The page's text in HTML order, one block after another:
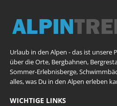
Urlaub in den Alpen - das ist unsere
über die Orte, Bergbahnen,
Sommer-Erlebnisberge,
alles, was Du in den Alpen erleben
WICHTIGE LINKS